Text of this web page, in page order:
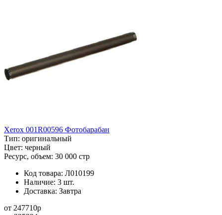
Xerox 001R00596 Фотобарабан
Тип: оригинальный
Цвет: черный
Ресурс, объем: 30 000 стр
Код товара: Л010199
Наличие: 3 шт.
Доставка: Завтра
от 247710p